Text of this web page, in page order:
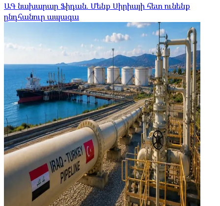
ԱԳ նախարար Ֆիդան. Մենք Սիրիայի հետ ունենք
ընդհանուր ապագա